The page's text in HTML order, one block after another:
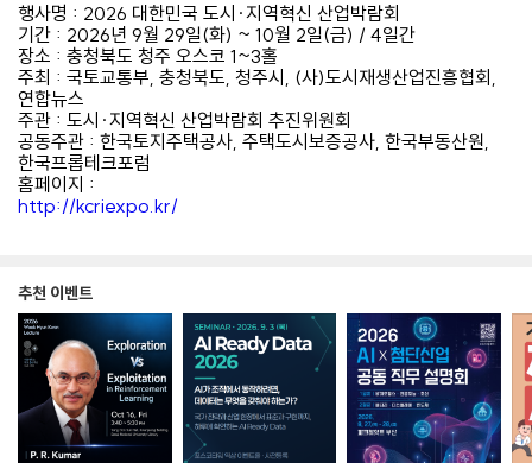
행사명 : 2026 대한민국 도시·지역혁신 산업박람회
기간 : 2026년 9월 29일(화) ~ 10월 2일(금) / 4일간
장소 : 충청북도 청주 오스코 1~3홀
주최 : 국토교통부, 충청북도, 청주시, (사)도시재생산업진흥협회,
연합뉴스
주관 : 도시·지역혁신 산업박람회 추진위원회
공동주관 : 한국토지주택공사, 주택도시보증공사, 한국부동산원,
한국프롭테크포럼
홈페이지 :
http://kcriexpo.kr/
추천 이벤트